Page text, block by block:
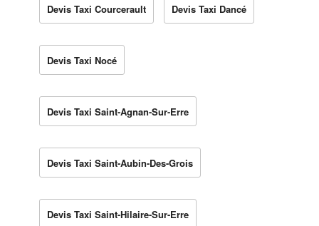
Devis Taxi Courcerault Devis Taxi Dancé
Devis Taxi Nocé
Devis Taxi Saint-Agnan-Sur-Erre
Devis Taxi Saint-Aubin-Des-Grois
Devis Taxi Saint-Hilaire-Sur-Erre